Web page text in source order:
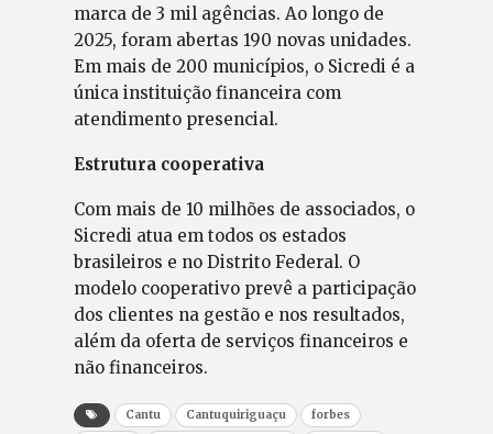
marca de 3 mil agências. Ao longo de
2025, foram abertas 190 novas unidades.
Em mais de 200 municípios, o Sicredi é a
única instituição financeira com
atendimento presencial.
Estrutura cooperativa
Com mais de 10 milhões de associados, o
Sicredi atua em todos os estados
brasileiros e no Distrito Federal. O
modelo cooperativo prevê a participação
dos clientes na gestão e nos resultados,
além da oferta de serviços financeiros e
não financeiros.
Cantu Cantuquiriguaçu
forbes